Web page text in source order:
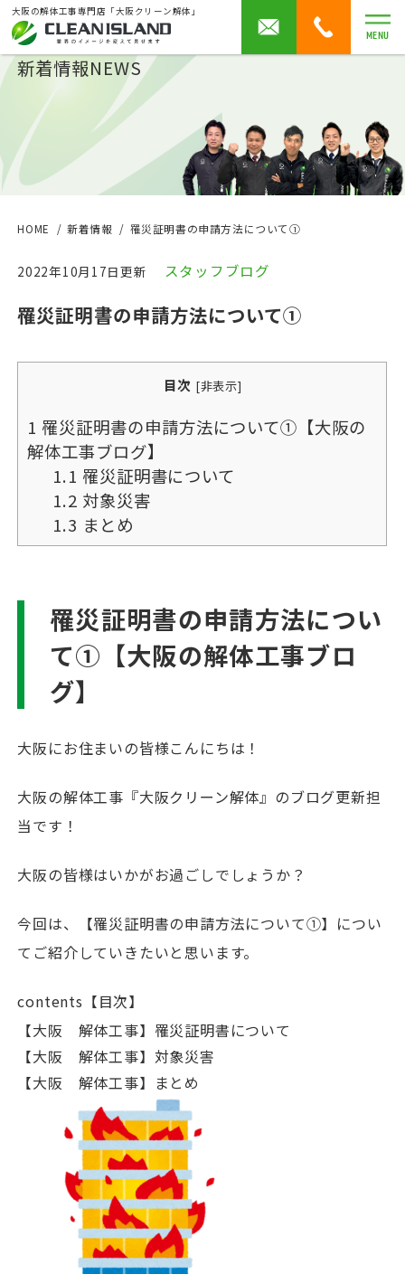
大阪の解体工事専門店「大阪クリーン解体」
MENU
新着情報NEWS
HOME 新着情報 罹災証明書の申請方法について①
2022年10月17日更新 スタッフブログ
罹災証明書の申請方法について①
目次 [非表示]
1 罹災証明書の申請方法について①【大阪の
解体工事ブログ】
1.1 罹災証明書について
1.2 対象災害
1.3 まとめ
罹災証明書の申請方法につい
て①【大阪の解体工事ブロ
グ】
大阪にお住まいの皆様こんにちは！
大阪の解体工事『大阪クリーン解体』のブログ更新担
当です！
大阪の皆様はいかがお過ごしでしょうか？
今回は、【罹災証明書の申請方法について①】につい
てご紹介していきたいと思います。
contents【目次】
【大阪 解体工事】罹災証明書について
【大阪 解体工事】対象災害
【大阪 解体工事】まとめ